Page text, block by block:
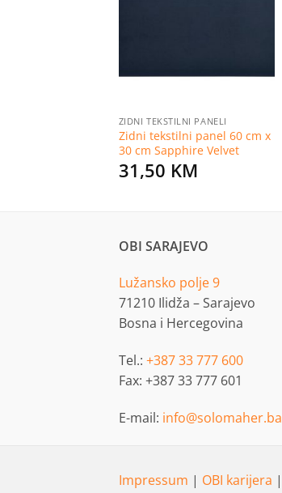
ZIDNI TEKSTILNI PANELI
Zidni tekstilni panel 60 cm x
30 cm Sapphire Velvet
31,50 KM
OBI SARAJEVO
Lužansko polje 9
71210 Ilidža – Sarajevo
Bosna i Hercegovina
Tel.: +387 33 777 600
Fax: +387 33 777 601
E-mail: info@solomaher.ba
Impressum | OBI karijera |